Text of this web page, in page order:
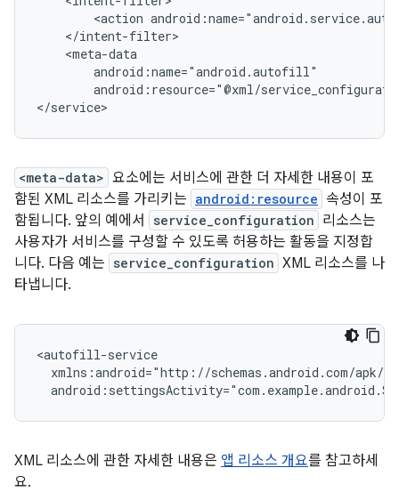
<action
android:resource="@xml/
<meta-data> 요소에는 서비스에 관한 더 자세한 내용이 포
함된 XML 리소스를 가리키는 android:resource 속성이 포
함됩니다. 앞의 예에서
service_configuration 리소스는
사용자가 서비스를 구성할 수 있도록 허용하는 활동을 지정합
니다. 다음 예는 service_configuration XML 리소스를 나
타냅니다.
XML 리소스에 관한 자세한 내용은 앱 리소스 개요를 참고하세
요.